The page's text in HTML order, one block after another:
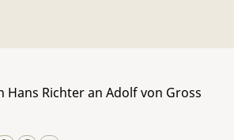
Hans Richter an Adolf von Gross